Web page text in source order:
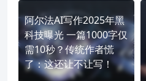
阿尔法AI写作2025年黑
科技曝光 一篇1000字仅
需10秒？传统作者慌
了：这还让不让写！